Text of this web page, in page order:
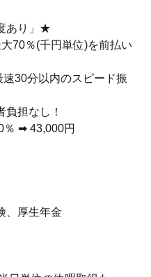
あり」★
70％(千円単位)を前払い
30分以内のスピード振
負担なし！
％ ➡ 43,000円
、厚生年金